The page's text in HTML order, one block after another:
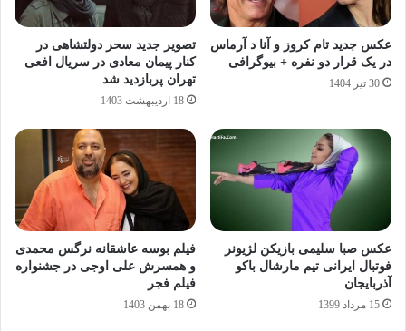
عکس جدید تام کروز و آنا د آرماس
در یک قرار دو نفره + بیوگرافی
30 تیر 1404
تصویر جدید سحر دولتشاهی در
کنار پیمان معادی در سریال افعی
تهران پربازدید شد
18 اردیبهشت 1403
عکس صبا سلیمی بازیکن لژیونر
فوتبال ایرانی تیم مارشال باکو
آذربایجان
15 مرداد 1399
فیلم بوسه عاشقانه نرگس محمدی
و همسرش علی اوجی در جشنواره
فیلم فجر
18 بهمن 1403